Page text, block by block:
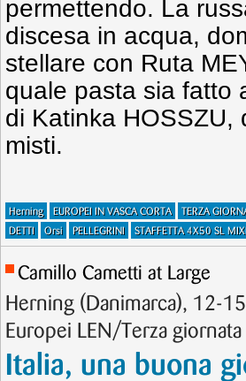
permettendo. La
discesa in acqua,
stellare con Ruta
quale pasta sia fatto
di Katinka
misti.
Herning EUROPEI IN VASCA CORTA TERZA
DETTI
Orsi PELLEGRINI STAFFETTA 4X50 SL
Camillo Cametti at Large
Herning (Danimarca), 12-
Europei LEN/Terza
Italia, una buona